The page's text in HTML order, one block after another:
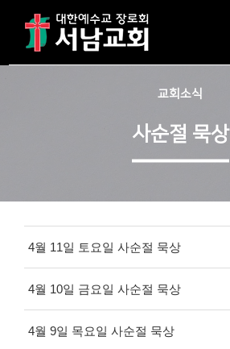
교회소식
사순절 묵상
4월 11일 토요일 사순절 묵상
4월 10일 금요일 사순절 묵상
4월 9일 목요일 사순절 묵상